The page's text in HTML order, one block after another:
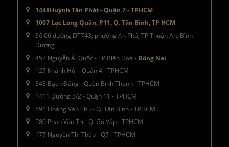
1448Huỳnh Tấn Phát - Quận 7 - TPHCM
1007 Lạc Long Quân, P11, Q. Tân Bình, TP HCM
Số 66 đường DT743, phường An Phú, TP Thuận An, Bình
Dương
452 Nguyễn Ái Quốc - TP Biên Hoà -Đồng Nai
127 Khánh Hội - Quận 4 - TPHCM
348 Bạch Đằng - Quận Bình Thạnh - TPHCM
1411 Đường 3/2 - Quận 11 - TPHCM
591 Hoàng Văn Thụ - Q. Tân Bình - TPHCM
580 Phan Văn Trị - Q. Gò Vấp - TPHCM
177 Nguyễn Thị Thập - Q7 - TPHCM